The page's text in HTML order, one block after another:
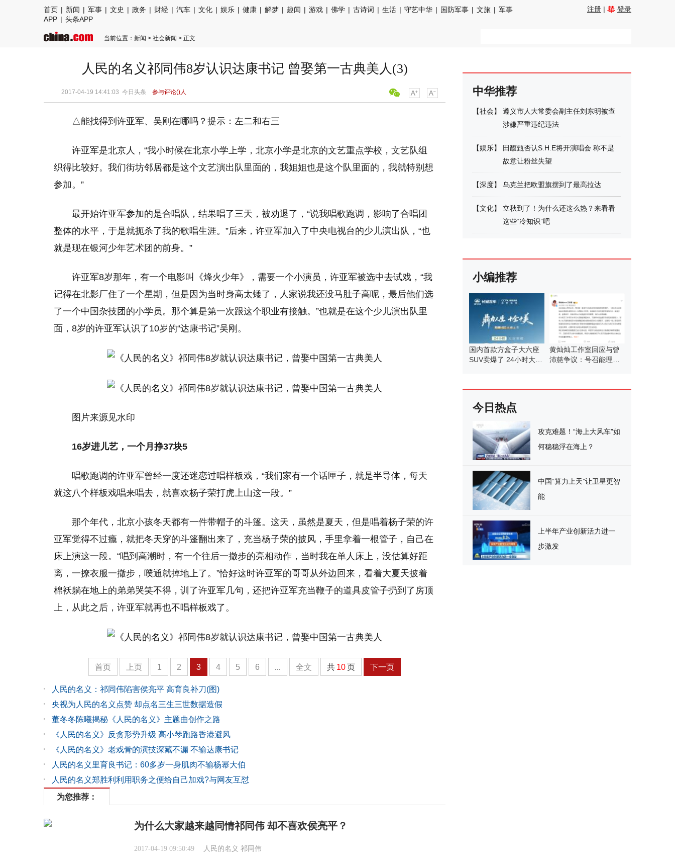
首页 | 新闻 | 军事 | 文史 | 政务 | 财经 | 汽车 | 文化 | 娱乐 | 健康 | 解梦 | 趣闻 | 游戏 | 佛学 | 古诗词 | 生活 | 守艺中华 | 国防军事 | 文旅 | 军事
APP | 头条APP
注册 | 登录
当前位置： 新闻 > 社会新闻 > 正文
人民的名义祁同伟8岁认识达康书记 曾娶第一古典美人(3)
2017-04-19 14:41:03 今日头条 参与评论()人
△能找得到许亚军、吴刚在哪吗？提示：左二和右三
许亚军是北京人，“我小时候在北京小学上学，北京小学是北京的文艺重点学校，文艺队组
织得比较好。我们街坊邻居都是这个文艺演出队里面的，我姐姐也是这个队里面的，我就特别想
参加。”
最开始许亚军参加的是合唱队，结果唱了三天，被劝退了，“说我唱歌跑调，影响了合唱团
整体的水平，于是就扼杀了我的歌唱生涯。”后来，许亚军加入了中央电视台的少儿演出队，“也
就是现在银河少年艺术团的前身。”
许亚军8岁那年，有一个电影叫《烽火少年》，需要一个小演员，许亚军被选中去试戏，“我
记得在北影厂住了一个星期，但是因为当时身高太矮了，人家说我还没马肚子高呢，最后他们选
了一个中国杂技团的小学员。那个算是第一次跟这个职业有接触。”也就是在这个少儿演出队里
面，8岁的许亚军认识了10岁的“达康书记”吴刚。
图片来源见水印
16岁进儿艺，一个月挣37块5
唱歌跑调的许亚军曾经一度还迷恋过唱样板戏，“我们家有一个话匣子，就是半导体，每天
就这八个样板戏唱来唱去，就喜欢杨子荣打虎上山这一段。”
那个年代，北京小孩冬天都有一件带帽子的斗篷。这天，虽然是夏天，但是唱着杨子荣的许
亚军觉得不过瘾，就把冬天穿的斗篷翻出来了，充当杨子荣的披风，手里拿着一根管子，自己在
床上演这一段。“唱到高潮时，有一个往后一撤步的亮相动作，当时我在单人床上，没估算好距
离，一撩衣服一撤步，噗通就掉地上了。”恰好这时许亚军的哥哥从外边回来，看着大夏天披着
棉袄躺在地上的弟弟哭笑不得，训了许亚军几句，还把许亚军充当鞭子的道具皮管子扔到了房顶
上，从此之后，许亚军就再也不唱样板戏了。
首页 上页 1 2 3 4 5 6 ... 全文 共 10页 下一页
人民的名义：祁同伟陷害侯亮平 高育良补刀(图)
央视为人民的名义点赞 却点名三生三世数据造假
董冬冬陈曦揭秘《人民的名义》主题曲创作之路
《人民的名义》反贪形势升级 高小琴跑路香港避风
《人民的名义》老戏骨的演技深藏不漏 不输达康书记
人民的名义里育良书记：60多岁一身肌肉不输杨幂大伯
人民的名义郑胜利利用职务之便给自己加戏?与网友互怼
为您推荐：
为什么大家越来越同情祁同伟 却不喜欢侯亮平？
2017-04-19 09:50:49 人民的名义 祁同伟
中华推荐
【社会】
遵义市人大常委会副主任刘东明被查
涉嫌严重违纪违法
【娱乐】
田馥甄否认S.H.E将开演唱会 称不是
故意让粉丝失望
【深度】 乌克兰把欧盟旗摆到了最高拉达
【文化】
立秋到了！为什么还这么热？来看看
这些“冷知识”吧
小编推荐
国内首款方盒子大六座
SUV卖爆了 24小时大定
黄灿灿工作室回应与曾
沛慈争议：号召能理智
今日热点
攻克难题！“海上大风车”如
何稳稳浮在海上？
中国“算力上天”让卫星更智
能
上半年产业创新活力进一
步激发